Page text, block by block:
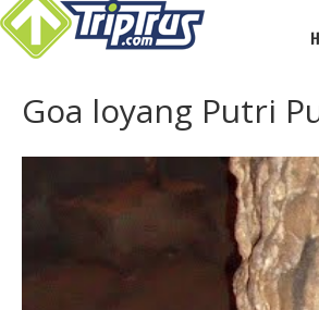
Goa loyang Putri